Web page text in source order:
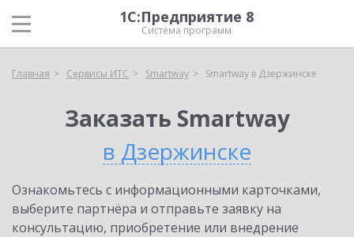
1С:Предприятие 8
Система программ
Главная Сервисы ИТС Smartway Smartway в Дзержинске
Заказать Smartway
в Дзержинске
Ознакомьтесь с информационными карточками,
выберите партнёра и отправьте заявку на
консультацию, приобретение или внедрение